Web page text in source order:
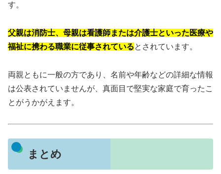
す。
父親は消防士、母親は看護師または介護士といった医療や
福祉に携わる職業に従事されているとされています。
両親ともに一般の方であり、名前や年齢などの詳細な情報
は公表されていませんが、真面目で堅実な家庭で育ったこ
とがうかがえます。
まとめ